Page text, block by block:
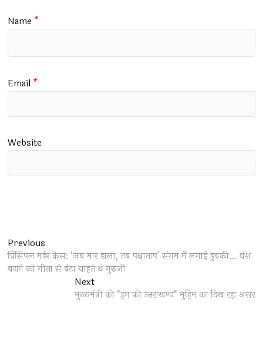
Name *
Email *
Website
Post
navigation
Previous
post:
प्रिंसिपल मर्डर केस: ‘जब मार डाला, तब पश्चाताप’ संगम में लगाई डुबकी… वंश
बढ़ाने को गीता से बेटा चाहते थे गुरुजी
NextNext
post:
मुख्यमंत्री की “ड्रग फ्री उत्तराखण्ड“ मुहिम का दिख रहा असर